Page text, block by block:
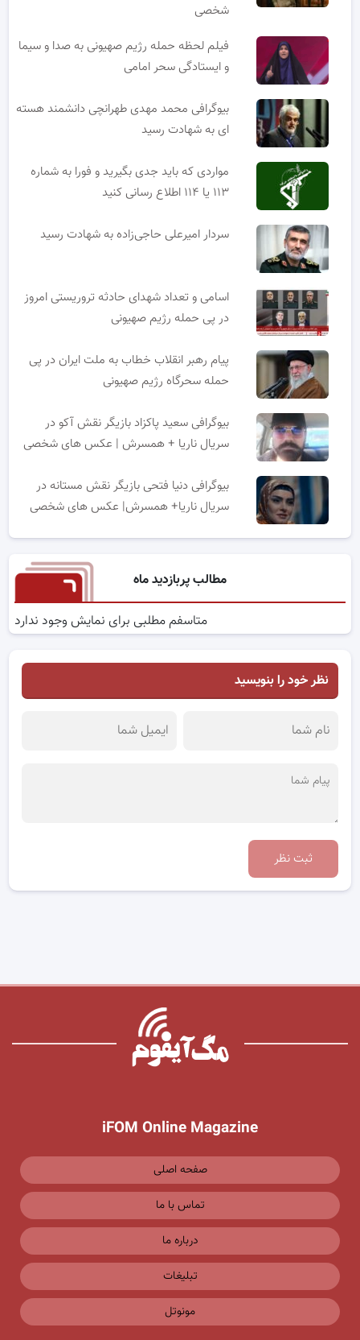
شخصی
فیلم لحظه حمله رژیم صهیونی به صدا و سیما
و ایستادگی سحر امامی
بیوگرافی محمد مهدی طهرانچی دانشمند هسته
ای به شهادت رسید
مواردی که باید جدی بگیرید و فورا به شماره
۱۱۳ یا ۱۱۴ اطلاع رسانی کنید
سردار امیرعلی حاجی‌زاده به شهادت رسید
اسامی و تعداد شهدای حادثه تروریستی امروز
در پی حمله رژیم صهیونی
پیام رهبر انقلاب خطاب به ملت ایران در پی
حمله سحرگاه رژیم صهیونی
بیوگرافی سعید پاکزاد بازیگر نقش آکو در
سریال ناریا + همسرش | عکس های شخصی
بیوگرافی دنیا فتحی بازیگر نقش مستانه در
سریال ناریا+ همسرش| عکس های شخصی
مطالب پربازدید ماه
متاسفم مطلبی برای نمایش وجود ندارد
نظر خود را بنویسید
ثبت نظر
iFOM Online Magazine
صفحه اصلی
تماس با ما
درباره ما
تبلیغات
مونوتل